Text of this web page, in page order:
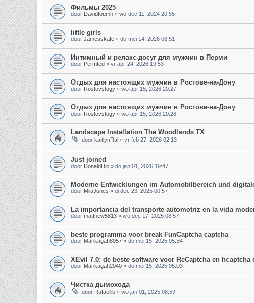
Фильмы 2025
door Davidfoumn » wo dec 11, 2024 20:55
little girls
door Jamesskafe » do mei 14, 2026 06:51
Интимный и релакс-досуг для мужчин в Перми
door Permted » vr apr 24, 2026 19:53
Отдых для настоящих мужчин в Ростове-на-Дону
door Rostovstogy » wo apr 15, 2026 20:27
Отдых для настоящих мужчин в Ростове-на-Дону
door Rostovstogy » wo apr 15, 2026 20:28
Landscape Installation The Woodlands TX
door kaitlynRal » vr feb 27, 2026 02:13
Just joined
door DonaldDip » do jan 01, 2026 19:47
Moderne Entwicklungen im Automobilbereich und
door MilaJones » di dec 23, 2025 00:57
La importancia del transporte automotriz en la vida
door matthew5813 » wo dec 17, 2025 08:57
beste programma voor break FunCaptcha captcha
door Marikagah8057 » do mei 15, 2025 05:34
XEvil 7.0: de beste software voor ReCaptcha en
door Marikagah2040 » do mei 15, 2025 05:03
Чистка дымохода
door Rafaellib » wo jan 01, 2025 08:59